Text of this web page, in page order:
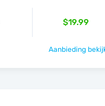
$19.99
Aanbieding